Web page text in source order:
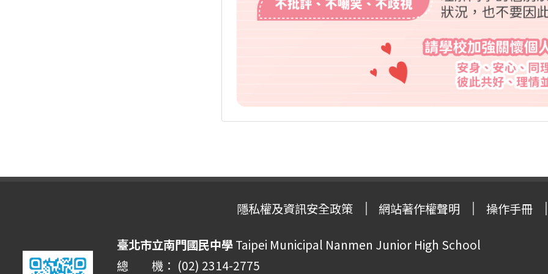
隱私權及資訊安全政策 網站著作權聲明 操作手冊
臺北市立南門國民中學Taipei Municipal Nanmen Junior High School
總 機： (02) 2314-2775